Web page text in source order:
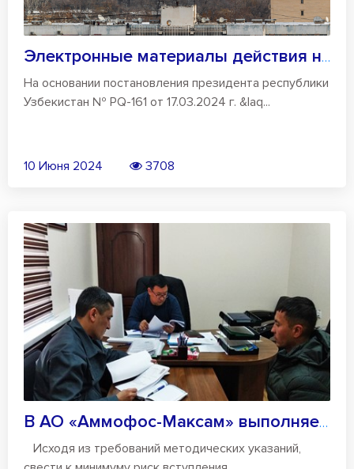
Электронные материалы действия населения...
На основании постановления президента республики
Узбекистан № PQ-161 от 17.03.2024 г. &laq...
10 Июня 2024 3708
В АО «Аммофос-Максам» выполняется Инстру...
Исходя из требований методических указаний,